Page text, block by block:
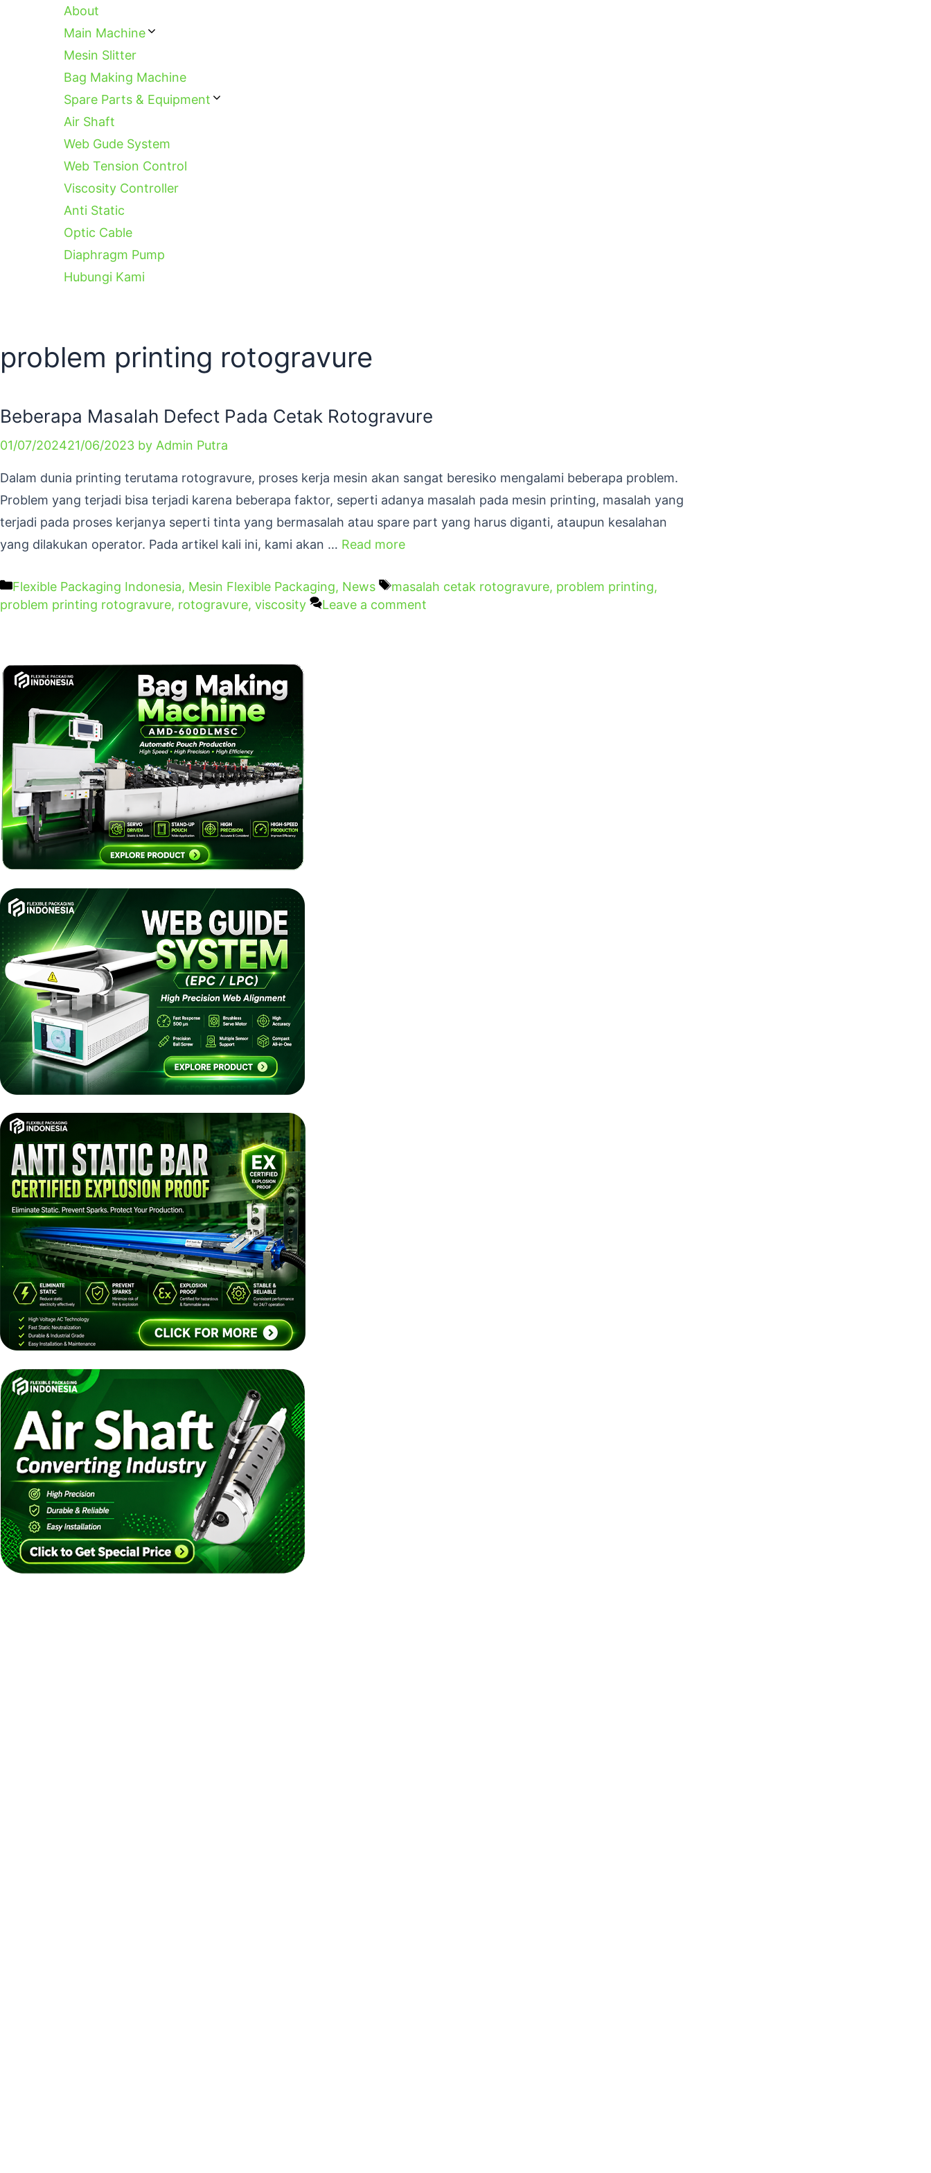
About
Main Machine
Mesin Slitter
Bag Making Machine
Spare Parts & Equipment
Air Shaft
Web Gude System
Web Tension Control
Viscosity Controller
Anti Static
Optic Cable
Diaphragm Pump
Hubungi Kami
problem printing rotogravure
Beberapa Masalah Defect Pada Cetak Rotogravure
01/07/202421/06/2023 by Admin Putra
Dalam dunia printing terutama rotogravure, proses kerja mesin akan sangat beresiko mengalami beberapa problem.
Problem yang terjadi bisa terjadi karena beberapa faktor, seperti adanya masalah pada mesin printing, masalah yang
terjadi pada proses kerjanya seperti tinta yang bermasalah atau spare part yang harus diganti, ataupun kesalahan
yang dilakukan operator. Pada artikel kali ini, kami akan … Read more
Flexible Packaging Indonesia, Mesin Flexible Packaging, News masalah cetak rotogravure, problem printing,
problem printing rotogravure, rotogravure, viscosity Leave a comment